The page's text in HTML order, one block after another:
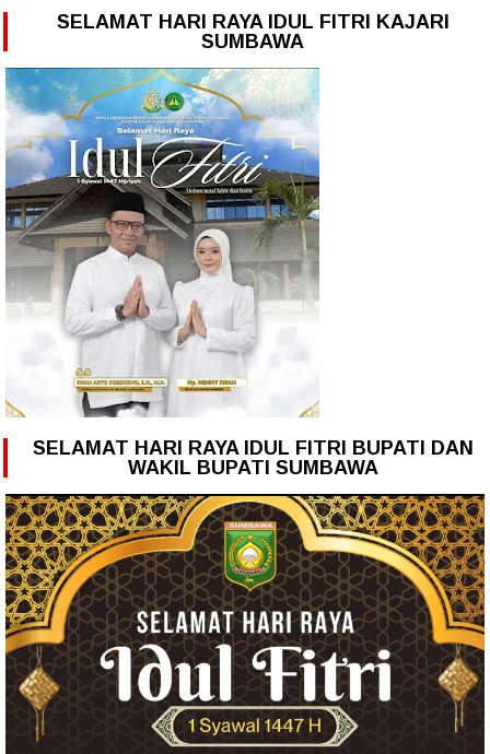
SELAMAT HARI RAYA IDUL FITRI KAJARI
SUMBAWA
SELAMAT HARI RAYA IDUL FITRI BUPATI DAN
WAKIL BUPATI SUMBAWA